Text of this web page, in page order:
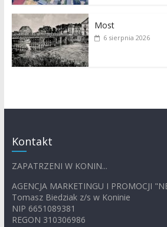
Most
6 sierpnia 2026
Kontakt
ZAPATRZENI W KONIN...
AGENCJA MARKETINGU I PROMOCJI
Tomasz Biedziak z/s w Koninie
NIP 6651089381
REGON 310306986